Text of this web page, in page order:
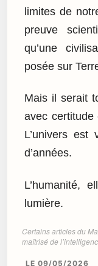
limites de
preuve
qu’une
posée sur
Mais il serait
avec certitude
L’univers
d’années.
L’humanité,
lumière.
Certains articles du
maîtrisé de
LE 09/05/2026